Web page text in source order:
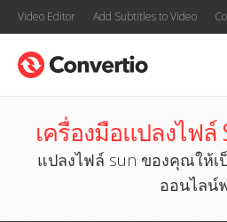
Video Editor Add Subtitles to Video
เครื่องมือแปลงไฟล์
แปลงไฟล์ sun ของคุณให้เ
ออนไลน์